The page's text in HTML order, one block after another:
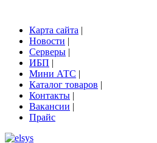
Карта сайта |
Новости |
Серверы |
ИБП |
Мини АТС |
Каталог товаров |
Контакты |
Вакансии |
Прайс